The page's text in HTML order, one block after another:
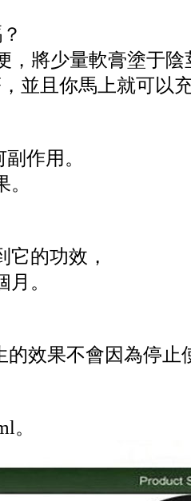
，將少量軟膏塗于陰
並且你馬上就可以
作用。
它的功效，
。
效果不會因為停止
。